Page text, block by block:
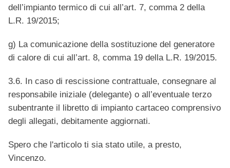
dell’impianto termico di cui all’art. 7, comma 2 della
L.R. 19/2015;
g) La comunicazione della sostituzione del generatore
di calore di cui all’art. 8, comma 19 della L.R. 19/2015.
3.6. In caso di rescissione contrattuale, consegnare al
responsabile iniziale (delegante) o all’eventuale terzo
subentrante il libretto di impianto cartaceo comprensivo
degli allegati, debitamente aggiornati.
Spero che l'articolo ti sia stato utile, a presto,
Vincenzo.